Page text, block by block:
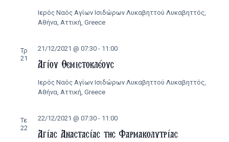
Ιερός Ναός Αγίων Ισιδώρων Λυκαβηττού Λυκαβηττός,
Αθήνα, Αττική, Greece
Τρ
21
Αγίου Θεμιστοκλέους
21/12/2021 @ 07:30- 11:00
Ιερός Ναός Αγίων Ισιδώρων Λυκαβηττού Λυκαβηττός,
Αθήνα, Αττική, Greece
Τε
22
Αγίας Αναστασίας της Φαρμακολυτρίας
22/12/2021 @ 07:30- 11:00